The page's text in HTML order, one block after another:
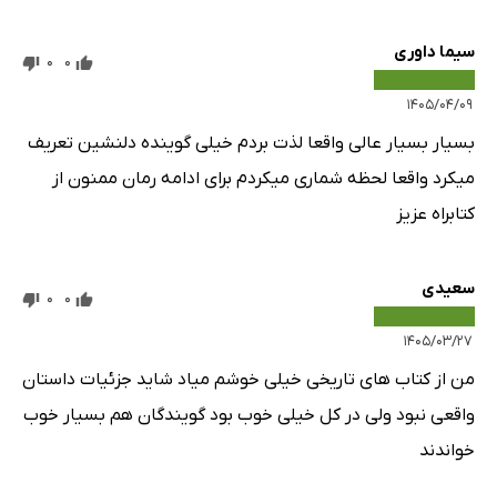
سیما داوری
۱۴۰۵/۰۴/۰۹
0
0
بسیار بسیار عالی واقعا لذت بردم خیلی گوینده دلنشین تعریف
میکرد واقعا لحظه شماری میکردم برای ادامه رمان ممنون از
کتابراه عزیز
سعیدی
۱۴۰۵/۰۳/۲۷
0
0
من از کتاب های تاریخی خیلی خوشم میاد شاید جزئیات داستان
واقعی نبود ولی در کل خیلی خوب بود گویندگان هم بسیار خوب
خواندند